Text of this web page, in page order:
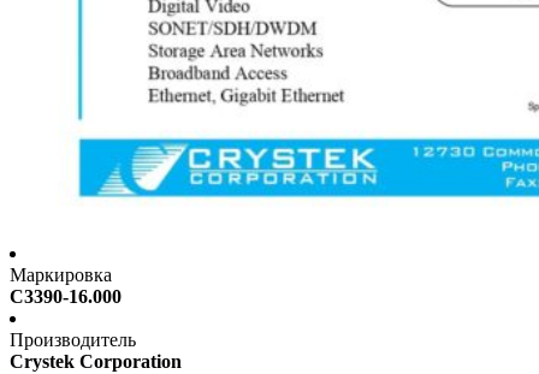
Маркировка
C3390-16.000
Производитель
Crystek Corporation